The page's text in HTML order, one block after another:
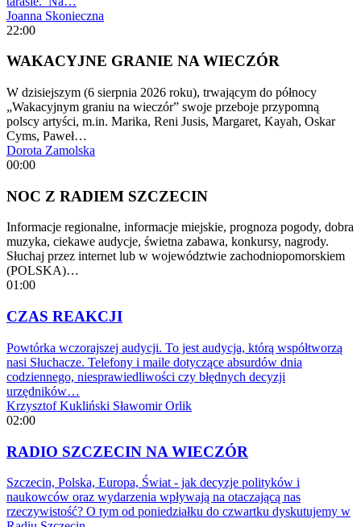
Joanna Skonieczna
22:00
WAKACYJNE GRANIE NA WIECZÓR
W dzisiejszym (6 sierpnia 2026 roku), trwającym do północy
„Wakacyjnym graniu na wieczór” swoje przeboje przypomną
polscy artyści, m.in. Marika, Reni Jusis, Margaret, Kayah, Oskar
Cyms, Paweł…
Dorota Zamolska
00:00
NOC Z RADIEM SZCZECIN
Informacje regionalne, informacje miejskie, prognoza pogody, dobra
muzyka, ciekawe audycje, świetna zabawa, konkursy, nagrody.
Słuchaj przez internet lub w województwie zachodniopomorskiem
(POLSKA)…
01:00
CZAS REAKCJI
Powtórka wczorajszej audycji. To jest audycja, którą współtworzą
nasi Słuchacze. Telefony i maile dotyczące absurdów dnia
codziennego, niesprawiedliwości czy błędnych decyzji
urzędników…
Krzysztof Kukliński Sławomir Orlik
02:00
RADIO SZCZECIN NA WIECZÓR
Szczecin, Polska, Europa, Świat - jak decyzje polityków i
naukowców oraz wydarzenia wpływają na otaczającą nas
rzeczywistość? O tym od poniedziałku do czwartku dyskutujemy w